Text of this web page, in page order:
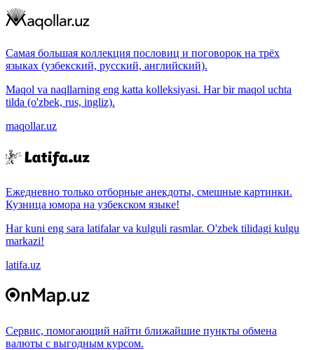
Самая большая коллекция пословиц и поговорок на трёх
языках (узбекский, русский, английский).
Maqol va naqllarning eng katta kolleksiyasi. Har bir maqol uchta
tilda (o'zbek, rus, ingliz).
maqollar.uz
Ежедневно только отборные анекдоты, смешные картинки.
Кузница юмора на узбекском языке!
Har kuni eng sara latifalar va kulguli rasmlar. O'zbek tilidagi kulgu
markazi!
latifa.uz
Сервис, помогающий найти ближайшие пункты обмена
валюты с выгодным курсом.